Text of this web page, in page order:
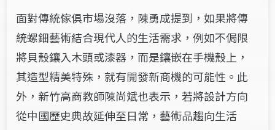
面對傳統傢俱市場沒落，陳勇成提到，如果將傳
統螺鈿藝術結合現代人的生活需求，例如不侷限
將貝殼鑲入木頭或漆器，而是鑲嵌在手機殼上，
其造型精美特殊，就有開發新商機的可能性。此
外，新竹高商教師陳尚斌也表示，若將設計方向
從中國歷史典故延伸至日常，藝術品趨向生活